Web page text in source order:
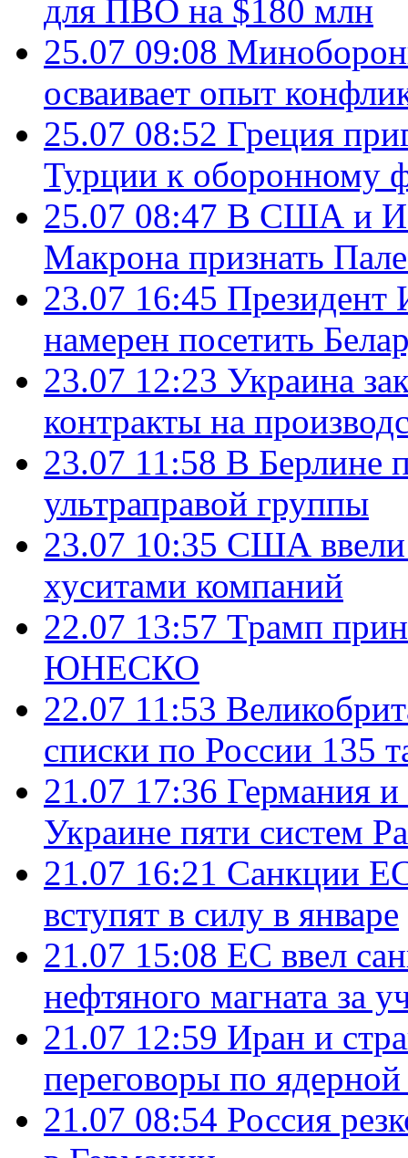
для ПВО на $180 млн
25.07 09:08
осваивает опыт
25.07 08:52 Греция
Турции к оборонному
25.07 08:47 В США и
Макрона признать
23.07 16:45 Президент
намерен посетить
23.07 12:23 Украина
контракты на
23.07 11:58 В Берлине
ультраправой группы
23.07 10:35 США ввели
хуситами компаний
22.07 13:57 Трамп
ЮНЕСКО
22.07 11:53
списки по России 135
21.07 17:36 Германия
Украине пяти систем
21.07 16:21 Санкции
вступят в силу в январе
21.07 15:08 ЕС ввел
нефтяного магната за
21.07 12:59 Иран и
переговоры по
21.07 08:54 Россия